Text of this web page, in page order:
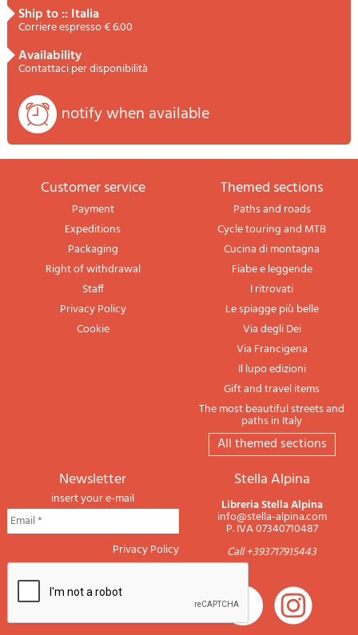
ship to :: Italia
Corriere espresso € 6.00
availability
Contattaci per disponibilità
notify when available
Customer service
Payment
Expeditions
Packaging
Right of withdrawal
Staff
Privacy Policy
Cookie
themed sections
Paths and roads
Cycle touring and MTB
Cucina di montagna
Fiabe e leggende
I ritrovati
Le spiagge più belle
Via degli Dei
Via Francigena
Il lupo edizioni
Gift and travel items
The most beautiful streets and
paths in Italy
All themed sections
newsletter
insert your e-mail
Privacy Policy
Stella Alpina
Libreria Stella Alpina
info@stella-alpina.com
P. IVA 07340710487
Call +393717915443